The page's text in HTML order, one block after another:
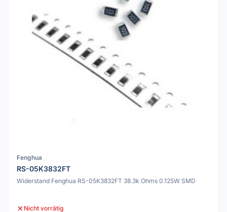
Fenghua
RS-05K3832FT
Widerstand Fenghua RS-05K3832FT 38.3k Ohms 0.125W SMD
Nicht vorrätig